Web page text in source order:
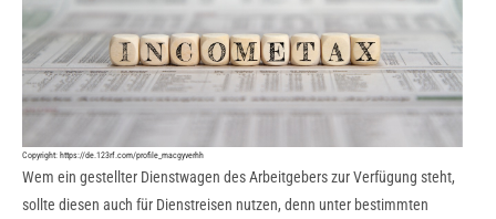
Copyright: https://de.123rf.com/profile_macgyverhh
Wem ein gestellter Dienstwagen des Arbeitgebers zur Verfügung steht,
sollte diesen auch für Dienstreisen nutzen, denn unter bestimmten